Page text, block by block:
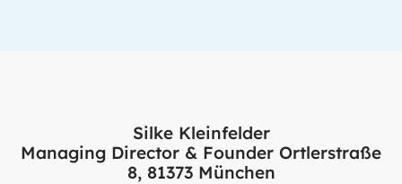
Silke Kleinfelder
Managing Director & Founder Ortlerstraße
8, 81373 München